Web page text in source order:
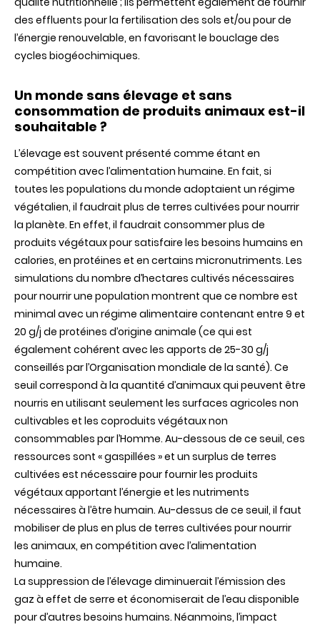
des effluents pour la fertilisation des sols et/ou pour de
l’énergie renouvelable, en favorisant le bouclage des
cycles biogéochimiques.
Un monde sans élevage et sans
consommation de produits animaux est-il
souhaitable ?
L’élevage est souvent présenté comme étant en
compétition avec l’alimentation humaine. En fait, si
toutes les populations du monde adoptaient un régime
végétalien, il faudrait plus de terres cultivées pour nourrir
la planète. En effet, il faudrait consommer plus de
produits végétaux pour satisfaire les besoins humains en
calories, en protéines et en certains micronutriments. Les
simulations du nombre d’hectares cultivés nécessaires
pour nourrir une population montrent que ce nombre est
minimal avec un régime alimentaire contenant entre 9 et
20 g/j de protéines d’origine animale (ce qui est
également cohérent avec les apports de 25-30 g/j
conseillés par l’Organisation mondiale de la santé). Ce
seuil correspond à la quantité d’animaux qui peuvent être
nourris en utilisant seulement les surfaces agricoles non
cultivables et les coproduits végétaux non
consommables par l’Homme. Au-dessous de ce seuil, ces
ressources sont « gaspillées » et un surplus de terres
cultivées est nécessaire pour fournir les produits
végétaux apportant l’énergie et les nutriments
nécessaires à l’être humain. Au-dessus de ce seuil, il faut
mobiliser de plus en plus de terres cultivées pour nourrir
les animaux, en compétition avec l’alimentation
humaine.
La suppression de l’élevage diminuerait l’émission des
gaz à effet de serre et économiserait de l’eau disponible
pour d’autres besoins humains. Néanmoins, l’impact